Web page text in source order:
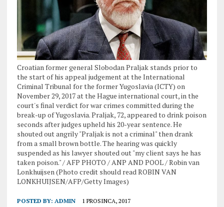
Croatian former general Slobodan Praljak stands prior to
the start of his appeal judgement at the International
Criminal Tribunal for the former Yugoslavia (ICTY) on
November 29, 2017 at the Hague international court, in the
court's final verdict for war crimes committed during the
break-up of Yugoslavia. Praljak, 72, appeared to drink poison
seconds after judges upheld his 20-year sentence. He
shouted out angrily "Praljak is not a criminal" then drank
from a small brown bottle. The hearing was quickly
suspended as his lawyer shouted out "my client says he has
taken poison." / AFP PHOTO / ANP AND POOL / Robin van
Lonkhuijsen (Photo credit should read ROBIN VAN
LONKHUIJSEN/AFP/Getty Images)
POSTED BY: ADMIN 1 PROSINCA, 2017